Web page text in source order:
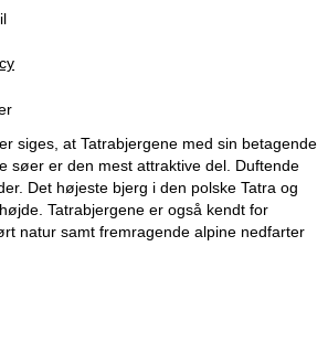
siges, at Tatrabjergene med sin betagende
søer er den mest attraktive del. Duftende
Det højeste bjerg i den polske Tatra og
Tatrabjergene er også kendt for
natur samt fremragende alpine nedfarter